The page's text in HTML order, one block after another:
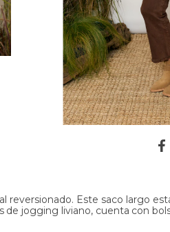
reversionado. Este saco largo
de jogging liviano, cuenta con